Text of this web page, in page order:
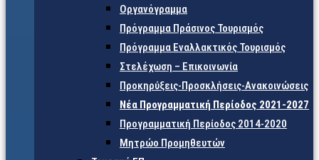
Οργανόγραμμα
Πρόγραμμα Πράσινος Τουρισμός
Πρόγραμμα Εναλλακτικός Τουρισμός
Στελέχωση – Επικοινωνία
Προκηρύξεις-Προσκλήσεις-Ανακοινώσεις
Νέα Προγραμματική Περίοδος 2021-2027
Προγραμματική Περίοδος 2014-2020
Μητρώο Προμηθευτών